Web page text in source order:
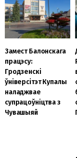
Замест Балонскага
працэсу:
Гродзенскі
ўніверсітэт Купалы
наладжвае
супрацоўніцтва з
Чувашыяй